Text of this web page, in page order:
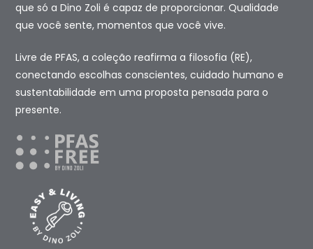
que só a Dino Zoli é capaz de proporcionar. Qualidade
que você sente, momentos que você vive.
Livre de PFAS, a coleção reafirma a filosofia (RE),
conectando escolhas conscientes, cuidado humano e
sustentabilidade em uma proposta pensada para o
presente.